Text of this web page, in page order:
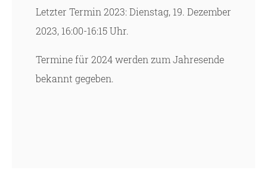
Letzter Termin 2023: Dienstag, 19. Dezember
2023, 16:00-16:15 Uhr.
Termine für 2024 werden zum Jahresende
bekannt gegeben.